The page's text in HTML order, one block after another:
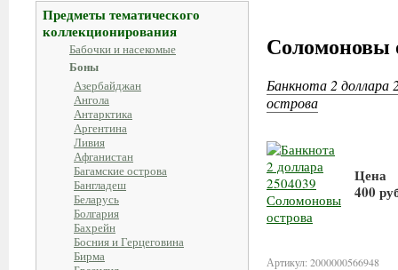
Предметы тематического
коллекционирования
Бабочки и насекомые
Боны
Азербайджан
Ангола
Антарктика
Аргентина
Ливия
Афганистан
Багамские острова
Бангладеш
Беларусь
Болгария
Бахрейн
Босния и Герцеговина
Бирма
Соломоновы
Банкнота 2 доллара
острова
Цена
400
Артикул: 2000000566948